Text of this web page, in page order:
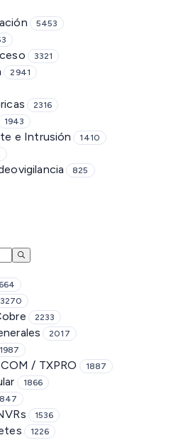
5453
3321
2941
2316
1943
e Intrusión 1410
825
3270
2233
2017
1987
/ TXPRO 1887
1866
1536
1226